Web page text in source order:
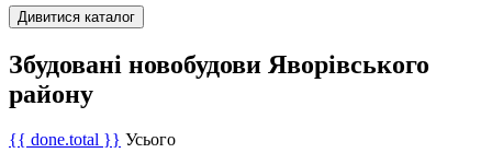
Дивитися каталог
Збудовані новобудови Яворівського
району
{{ done.total }} Усього